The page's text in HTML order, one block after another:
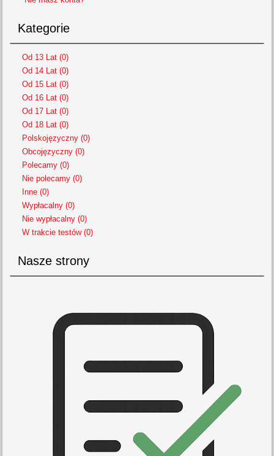
Kategorie
Od 13 Lat (0)
Od 14 Lat (0)
Od 15 Lat (0)
Od 16 Lat (0)
Od 17 Lat (0)
Od 18 Lat (0)
Polskojęzyczny (0)
Obcojęzyczny (0)
Polecamy (0)
Nie polecamy (0)
Inne (0)
Wypłacalny (0)
Nie wypłacalny (0)
W trakcie testów (0)
Nasze strony